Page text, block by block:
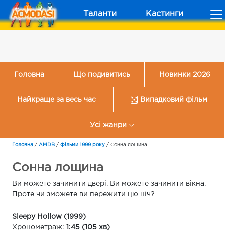
Таланти Кастинги
Головна Що подивитись Новинки 2026
Найкраще за весь час Випадковий фільм
Усі жанри
Головна / AMDB / Фільми 1999 року / Сонна лощина
Сонна лощина
Ви можете зачинити двері. Ви можете зачинити вікна.
Проте чи зможете ви пережити цю ніч?
Sleepy Hollow (1999)
Хронометраж: 1:45 (105 хв)